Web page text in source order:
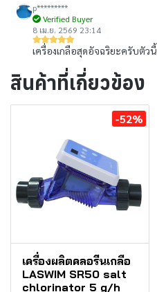
p*********
Verified Buyer
8 เม.ย. 2569 23:14
เครื่องเกลือสุดอัจฉริยะครับตัวนี้
สินค้าที่เกี่ยวข้อง
-52%
เครื่องผลิตคลอรีนเกลือ
LASWIM SR50 salt
chlorinator 5 g/h